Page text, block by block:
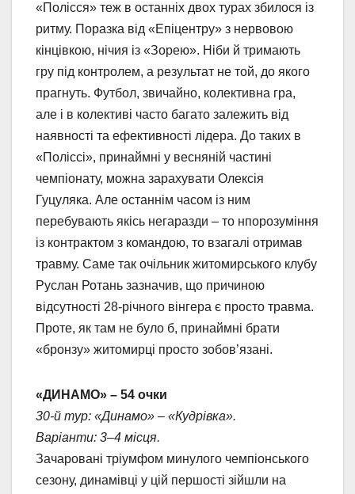
«Полісся» теж в останніх двох турах збилося із
ритму. Поразка від «Епіцентру» з нервовою
кінцівкою, нічия із «Зорею». Ніби й тримають
гру під контролем, а результат не той, до якого
прагнуть. Футбол, звичайно, колективна гра,
але і в колективі часто багато залежить від
наявності та ефективності лідера. До таких в
«Поліссі», принаймні у весняній частині
чемпіонату, можна зарахувати Олексія
Гуцуляка. Але останнім часом із ним
перебувають якісь негаразди – то нпорозуміння
із контрактом з командою, то взагалі отримав
травму. Саме так очільник житомирського клубу
Руслан Ротань зазначив, що причиною
відсутності 28-річного вінгера є просто травма.
Проте, як там не було б, принаймні брати
«бронзу» житомирці просто зобов’язані.
«ДИНАМО» – 54 очки
30-й тур: «Динамо» – «Кудрівка».
Варіанти: 3–4 місця.
Зачаровані тріумфом минулого чемпіонського
сезону, динамівці у цій першості зійшли на